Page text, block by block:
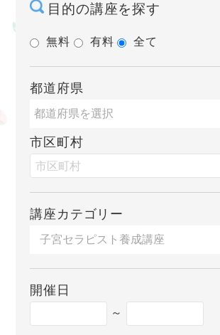
目的の講座を探す
無料 有料 全て
都道府県
市区町村
講座カテゴリー
開催日
～